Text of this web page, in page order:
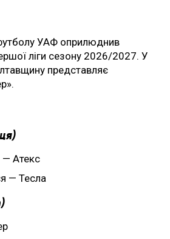
УАФ оприлюднив
ліги сезону 2026/2027. У
представляє
Атекс
— Тесла